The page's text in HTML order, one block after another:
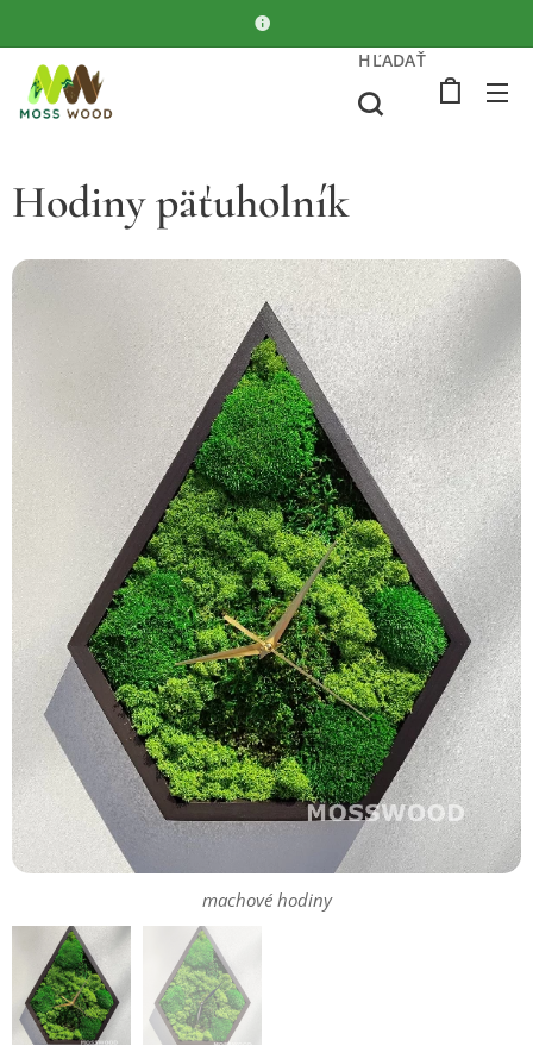
HĽADAŤ
Hodiny päťuholník
machové hodiny
machové hodiny